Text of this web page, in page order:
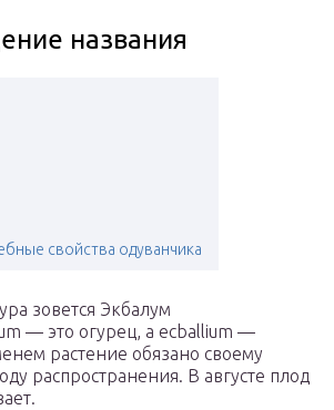
названия
свойства одуванчика
зовется Экбалум
— это огурец, а ecballium —
растение обязано своему
распространения. В августе плод